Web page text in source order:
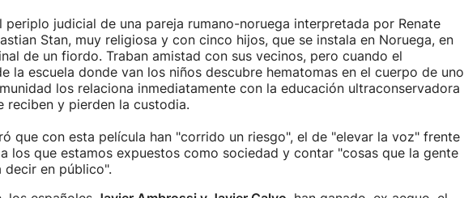
periplo judicial de una pareja rumano-noruega interpretada por Renate
Stan, muy religiosa y con cinco hijos, que se instala en Noruega, en
de un fiordo. Traban amistad con sus vecinos, pero cuando el
la escuela donde van los niños descubre hematomas en el cuerpo de uno
los relaciona inmediatamente con la educación ultraconservadora
reciben y pierden la custodia.
que con esta película han "corrido un riesgo", el de "elevar la voz" frente
los que estamos expuestos como sociedad y contar "cosas que la gente
decir en público".